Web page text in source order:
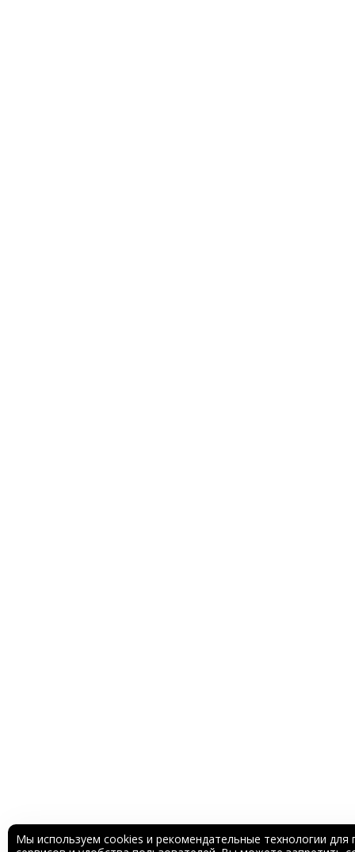
Мы используем cookies и рекомендательные технологии для